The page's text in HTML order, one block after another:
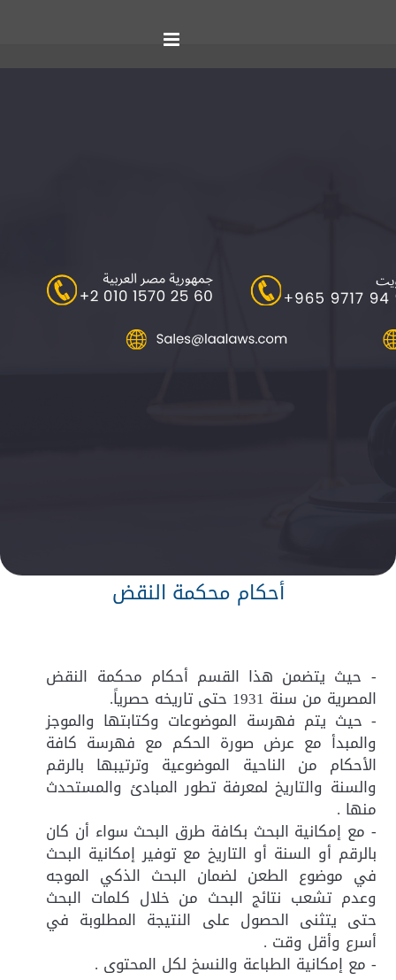
أحكام محكمة النقض
- حيث يتضمن هذا القسم أحكام محكمة النقض
المصرية من سنة 1931 حتى تاريخه حصرياً.
- حيث يتم فهرسة الموضوعات وكتابتها والموجز
والمبدأ مع عرض صورة الحكم مع فهرسة كافة
الأحكام من الناحية الموضوعية وترتيبها بالرقم
والسنة والتاريخ لمعرفة تطور المبادئ والمستحدث
منها .
- مع إمكانية البحث بكافة طرق البحث سواء أن كان
بالرقم أو السنة أو التاريخ مع توفير إمكانية البحث
في موضوع الطعن لضمان البحث الذكي الموجه
وعدم تشعب نتائج البحث من خلال كلمات البحث
حتى يتثنى الحصول على النتيجة المطلوبة في
أسرع وأقل وقت .
- مع إمكانية الطباعة والنسخ لكل المحتوى .